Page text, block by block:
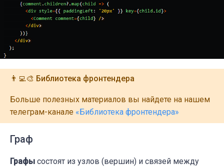
👨‍💻🎨 Библиотека фронтендера
Больше полезных материалов вы найдете на нашем
телеграм-канале «Библиотека фронтендера»
Граф
Графы состоят из узлов (вершин) и связей между